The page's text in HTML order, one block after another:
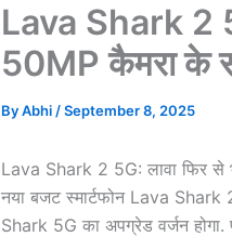
Lava Shark 2
50MP कैमरा के
ByAbhi /September 8, 2025
Lava Shark 2 5G: लावा फिर से
नया बजट स्मार्टफोन Lava Shark
Shark 5G का अपग्रेड वर्जन